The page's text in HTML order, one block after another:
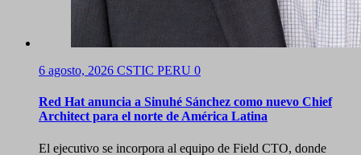
6 agosto, 2026 CSTIC PERU 0
Red Hat anuncia a Sinuhé Sánchez como nuevo Chief
Architect para el norte de América Latina
El ejecutivo se incorpora al equipo de Field CTO, donde